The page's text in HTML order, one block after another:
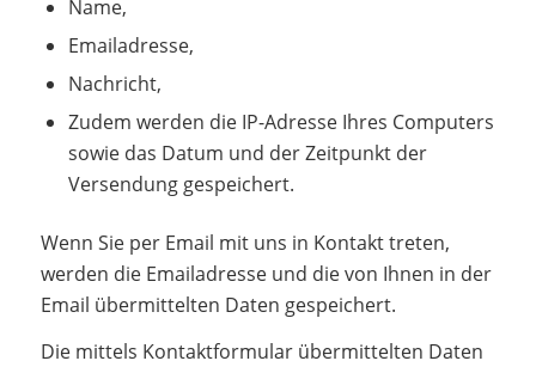
Name,
Emailadresse,
Nachricht,
Zudem werden die IP-Adresse Ihres Computers
sowie das Datum und der Zeitpunkt der
Versendung gespeichert.
Wenn Sie per Email mit uns in Kontakt treten,
werden die Emailadresse und die von Ihnen in der
Email übermittelten Daten gespeichert.
Die mittels Kontaktformular übermittelten Daten